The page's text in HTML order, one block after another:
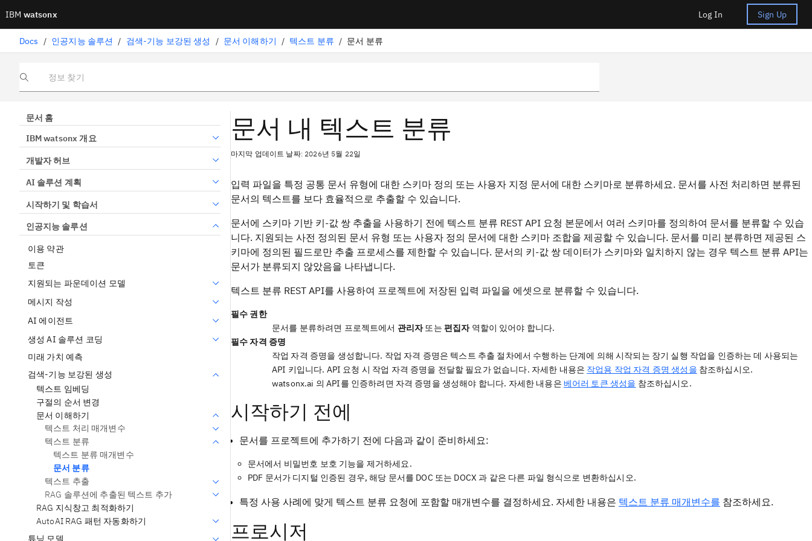
IBM watsonx Log In Sign Up
Docs / 인공지능 솔루션 / 검색-기능 보강된 생성 / 문서 이해하기 / 텍스트 분류 / 문서 분류
정보 찾기
문서 홈
IBM watsonx 개요
개발자 허브
AI 솔루션 계획
시작하기 및 학습서
인공지능 솔루션
이용 약관
토큰
지원되는 파운데이션 모델
메시지 작성
AI 에이전트
생성 AI 솔루션 코딩
미래 가치 예측
검색-기능 보강된 생성
텍스트 임베딩
구절의 순서 변경
문서 이해하기
텍스트 처리 매개변수
텍스트 분류
텍스트 분류 매개변수
문서 분류
텍스트 추출
RAG 솔루션에 추출된 텍스트 추가
RAG 지식창고 최적화하기
AutoAI RAG 패턴 자동화하기
튜닝 모델
문서 내 텍스트 분류
마지막 업데이트 날짜: 2026년 5월 22일
입력 파일을 특정 공통 문서 유형에 대한 스키마 정의 또는 사용자 지정 문서에 대한 스키마로 분류하세요. 문서를 사전 처리하면 분류된
문서의 텍스트를 보다 효율적으로 추출할 수 있습니다.
문서에 스키마 기반 키-값 쌍 추출을 사용하기 전에 텍스트 분류 REST API 요청 본문에서 여러 스키마를 정의하여 문서를 분류할 수 있습
니다. 지원되는 사전 정의된 문서 유형 또는 사용자 정의 문서에 대한 스키마 조합을 제공할 수 있습니다. 문서를 미리 분류하면 제공된 스
키마에 정의된 필드로만 추출 프로세스를 제한할 수 있습니다. 문서의 키-값 쌍 데이터가 스키마와 일치하지 않는 경우 텍스트 분류 API는
문서가 분류되지 않았음을 나타냅니다.
텍스트 분류 REST API를 사용하여 프로젝트에 저장된 입력 파일을 에셋으로 분류할 수 있습니다.
필수 권한
문서를 분류하려면 프로젝트에서 관리자또는 편집자역할이 있어야 합니다.
필수 자격 증명
작업 자격 증명을 생성합니다. 작업 자격 증명은 텍스트 추출 절차에서 수행하는 단계에 의해 시작되는 장기 실행 작업을 인증하는 데 사용되는
API 키입니다. API 요청 시 작업 자격 증명을 전달할 필요가 없습니다. 자세한 내용은 작업용 작업 자격 증명 생성을 참조하십시오.
watsonx.ai 의 API를 인증하려면 자격 증명을 생성해야 합니다. 자세한 내용은 베어러 토큰 생성을 참조하십시오.
시작하기 전에
문서를 프로젝트에 추가하기 전에 다음과 같이 준비하세요:
문서에서 비밀번호 보호 기능을 제거하세요.
PDF 문서가 디지털 인증된 경우, 해당 문서를 DOC 또는 DOCX 과 같은 다른 파일 형식으로 변환하십시오.
특정 사용 사례에 맞게 텍스트 분류 요청에 포함할 매개변수를 결정하세요. 자세한 내용은 텍스트 분류 매개변수를 참조하세요.
프로시저